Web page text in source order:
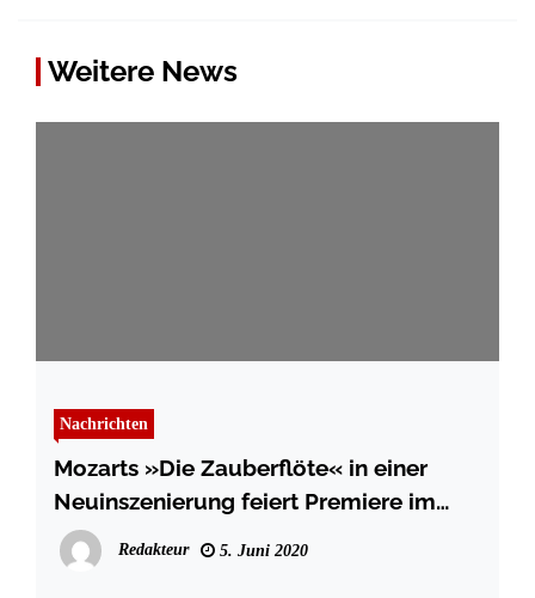
Weitere News
Nachrichten
Mozarts »Die Zauberflöte« in einer
Neuinszenierung feiert Premiere im
Theater Lübeck
Redakteur 5. Juni 2020